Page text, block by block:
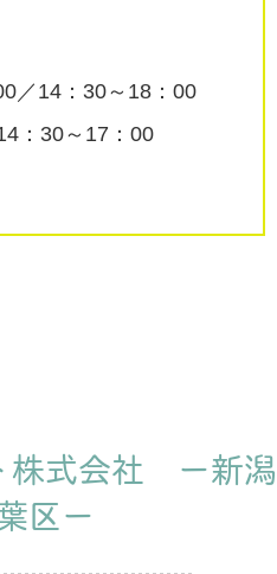
／14：30～18：00
：30～17：00
株式会社 ー新潟
区ー